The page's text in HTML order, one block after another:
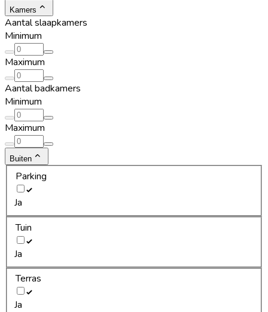
Kamers
Aantal slaapkamers
Minimum
Maximum
Aantal badkamers
Minimum
Maximum
Buiten
Parking
Ja
Tuin
Ja
Terras
Ja